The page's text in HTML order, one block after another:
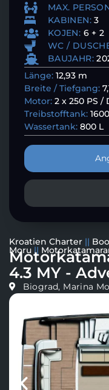
Kroatien Charter ||
Moru ||
4.3 MY -
Biograd, Marina
MAX.
KABINEN:3
KOJEN: 6 + 2
WC /
BAUJAHR:
Länge: 12,93 m
Breite / Tiefgang:
Motor: 2 x 250 PS /
Treibstofftank:
Wassertank: 800 L